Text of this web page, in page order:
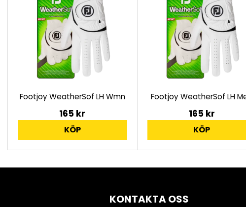
Footjoy WeatherSof LH Wmn
165 kr
KÖP
Footjoy WeatherSof LH
165 kr
KÖP
KONTAKTA OSS